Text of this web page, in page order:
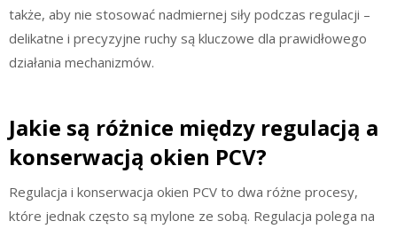
także, aby nie stosować nadmiernej siły podczas regulacji –
delikatne i precyzyjne ruchy są kluczowe dla prawidłowego
działania mechanizmów.
Jakie są różnice między regulacją a
konserwacją okien PCV?
Regulacja i konserwacja okien PCV to dwa różne procesy,
które jednak często są mylone ze sobą. Regulacja polega na